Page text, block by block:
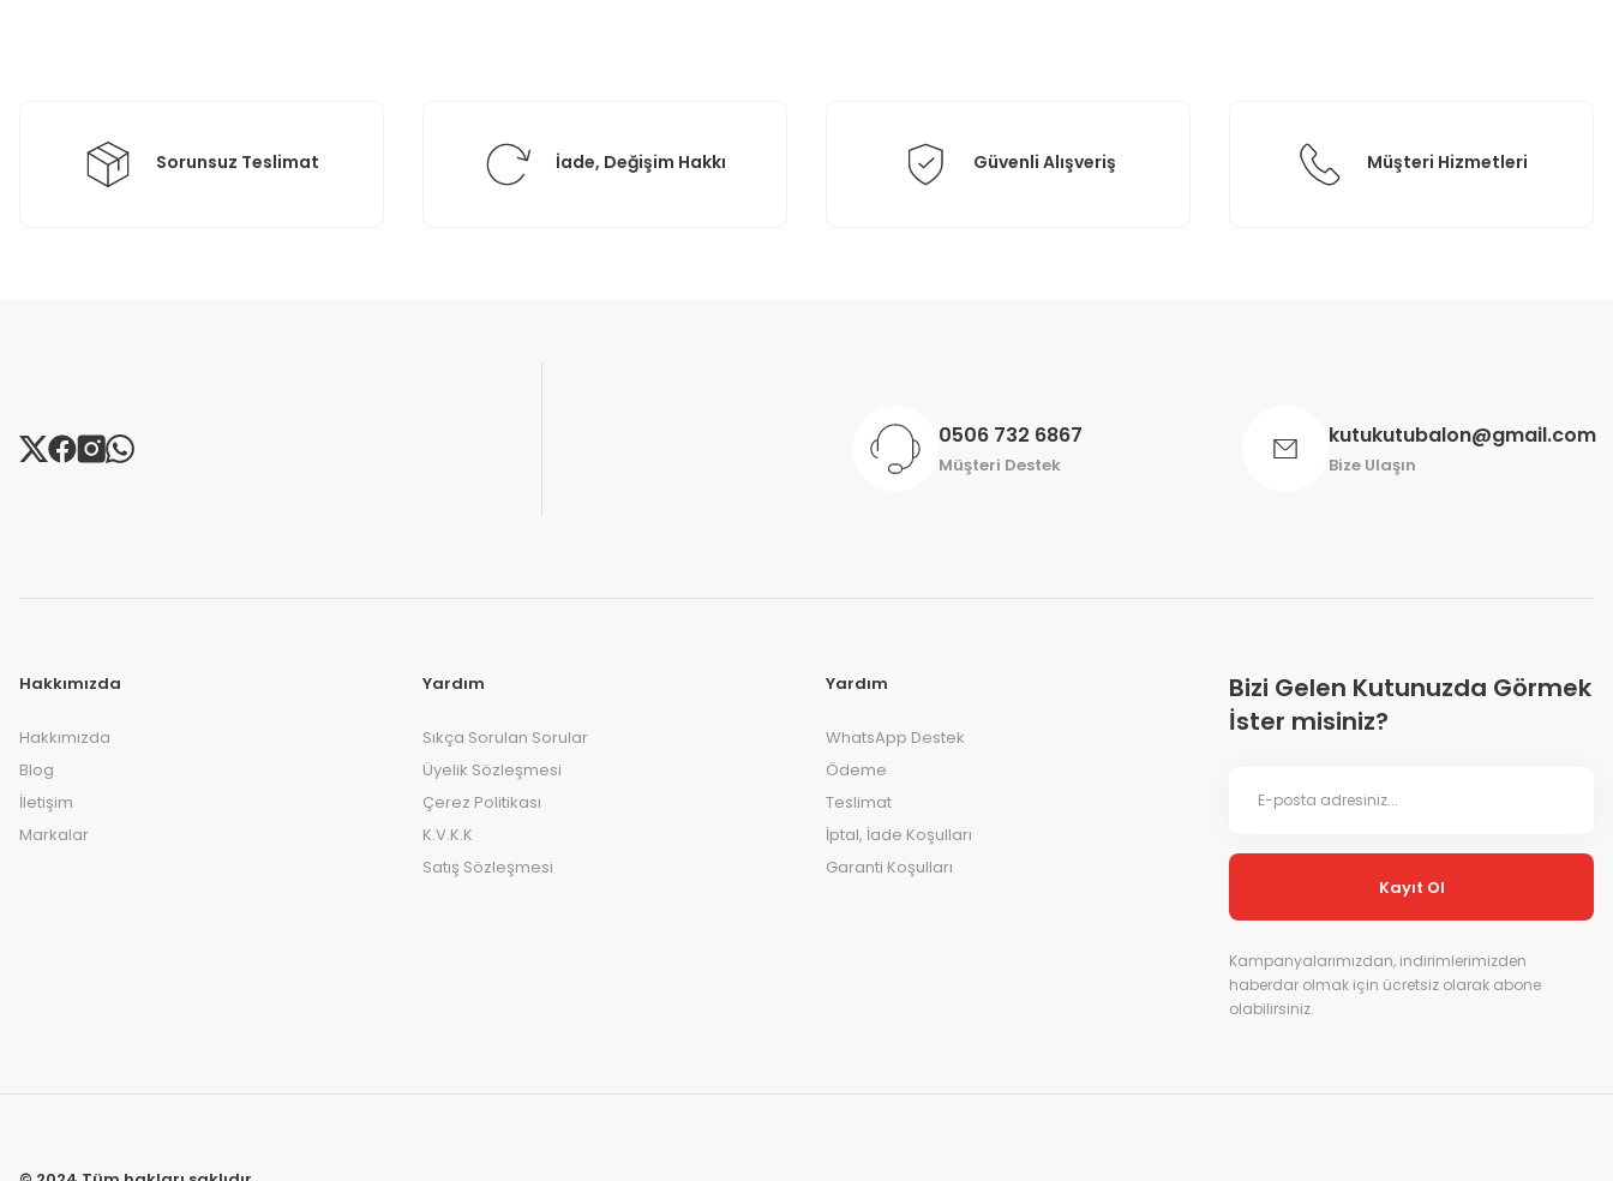
Sorunsuz Teslimat İade, Değişim Hakkı Güvenli Alışveriş Müşteri Hizmetleri
0506 732 6867
Müşteri Destek
kutukutubalon@gmail.com
Bize Ulaşın
Hakkımızda
Hakkımızda
Blog
İletişim
Markalar
Yardım
Sıkça Sorulan Sorular
Üyelik Sözleşmesi
Çerez Politikası
K.V.K.K
Satış Sözleşmesi
Yardım
WhatsApp Destek
Ödeme
Teslimat
İptal, İade Koşulları
Garanti Koşulları
Bizi Gelen Kutunuzda Görmek
İster misiniz?
Kayıt Ol
Kampanyalarımızdan, indirimlerimizden
haberdar olmak için ücretsiz olarak abone
olabilirsiniz.